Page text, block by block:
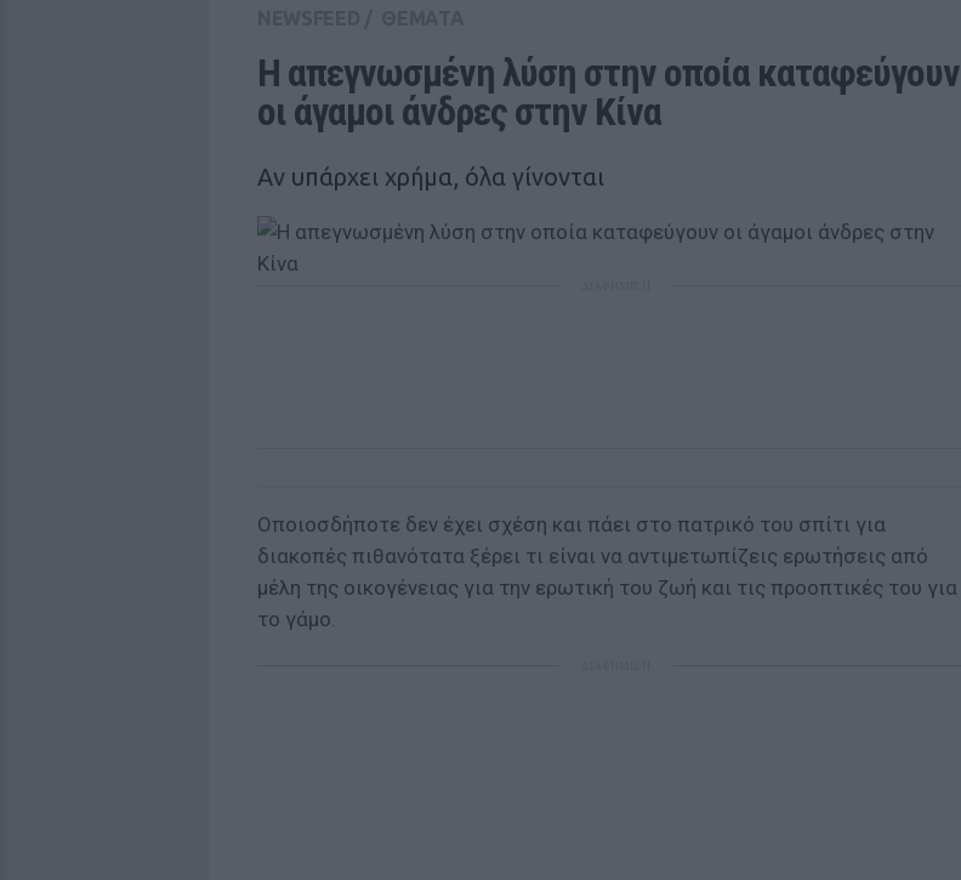
Η απεγνωσμένη λύση στην οποία καταφεύγουν
οι άγαμοι άνδρες στην Κίνα
Αν υπάρχει χρήμα, όλα γίνονται
Οποιοσδήποτε δεν έχει σχέση και πάει στο πατρικό του σπίτι για
διακοπές πιθανότατα ξέρει τι είναι να αντιμετωπίζεις ερωτήσεις από
μέλη της οικογένειας για την ερωτική του ζωή και τις προοπτικές του για
το γάμο.